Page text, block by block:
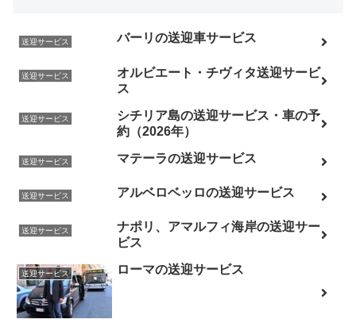
送迎サービス バーリの送迎車サービス
送迎サービス
オルビエート・チヴィタ送迎サービ
ス
送迎サービス
シチリア島の送迎サービス・車の予
約（2026年）
送迎サービス マテーラの送迎サービス
送迎サービス アルベロベッロの送迎サービス
送迎サービス
ナポリ、アマルフィ海岸の送迎サー
ビス
送迎サービス ローマの送迎サービス